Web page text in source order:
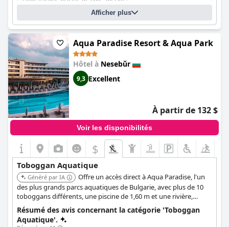
Piscine chauffée
Afficher plus
Aqua Paradise Resort & Aqua Park
Hôtel à Nesebŭr
9,3 Excellent
À partir de 132 $
Voir les disponibilités
$
Toboggan Aquatique
Généré par IA
Offre un accès direct à Aqua Paradise, l'un
des plus grands parcs aquatiques de Bulgarie, avec plus de 10
toboggans différents, une piscine de 1,60 m et une rivière,
s'adressant à tous les âges. Le parc est bien entretenu, offrant
un maximum d'adrénaline et de plaisir pour les enfants et les
adultes. L'accès au parc aquatique est inclus pour les clients de
Résumé des avis concernant la catégorie 'Toboggan
Aquatique'.